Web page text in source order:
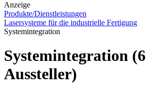
Anzeige
Produkte/Dienstleistungen
Lasersysteme für die industrielle Fertigung
Systemintegration
Systemintegration (6
Aussteller)